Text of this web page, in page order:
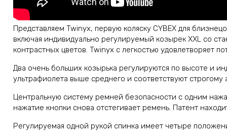
Представляем Twinyx, первую коляску CYBEX для
включая индивидуально регулируемый козырек XXL со
контрастных цветов. Twinyx с легкостью удовлетворяет
Два очень больших козырька регулируются по высоте и
ультрафиолета выше среднего и соответствуют строгому
Центральную систему ремней безопасности с одним
нажатие кнопки снова отстегивает ремень. Патент
Регулируемая одной рукой спинка имеет четыре